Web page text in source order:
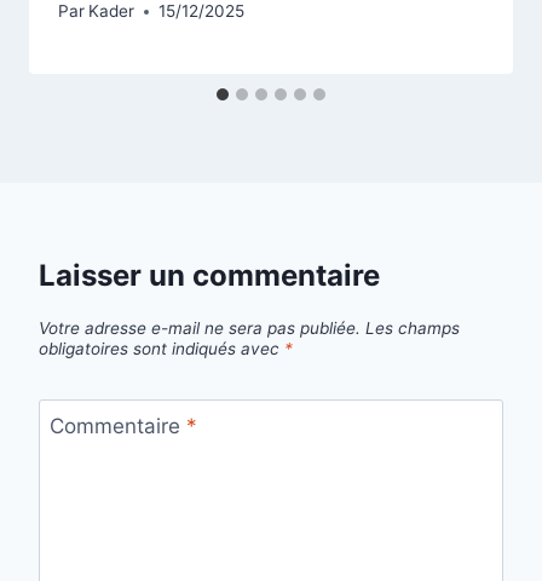
Par Kader 15/12/2025
Laisser un commentaire
Votre adresse e-mail ne sera pas publiée. Les champs
obligatoires sont indiqués avec *
Commentaire *